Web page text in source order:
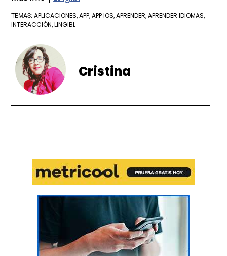
TEMAS:APLICACIONES,APP,APP IOS,APRENDER,APRENDER IDIOMAS,
INTERACCIÓN, LINGIBL
Cristina